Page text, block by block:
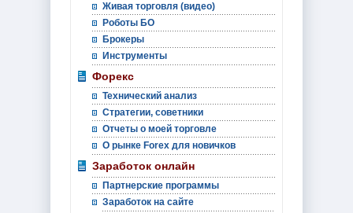
Живая торговля (видео)
Роботы БО
Брокеры
Инструменты
Форекс
Технический анализ
Стратегии, советники
Отчеты о моей торговле
О рынке Forex для новичков
Заработок онлайн
Партнерские программы
Заработок на сайте